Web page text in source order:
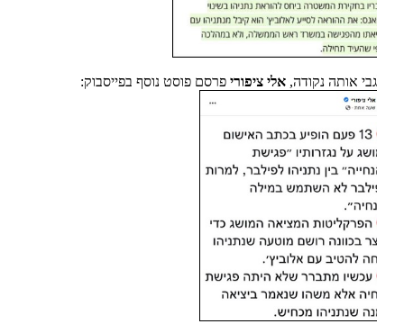
אותה נקודה,אלי ציפוריפרסם פוסט נוסף בפייסבוק: